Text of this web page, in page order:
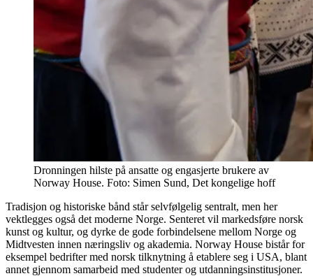
Dronningen hilste på ansatte og engasjerte brukere av
Norway House. Foto: Simen Sund, Det kongelige hoff
Tradisjon og historiske bånd står selvfølgelig sentralt, men her
vektlegges også det moderne Norge. Senteret vil markedsføre norsk
kunst og kultur, og dyrke de gode forbindelsene mellom Norge og
Midtvesten innen næringsliv og akademia. Norway House bistår for
eksempel bedrifter med norsk tilknytning å etablere seg i USA, blant
annet gjennom samarbeid med studenter og utdanningsinstitusjoner.